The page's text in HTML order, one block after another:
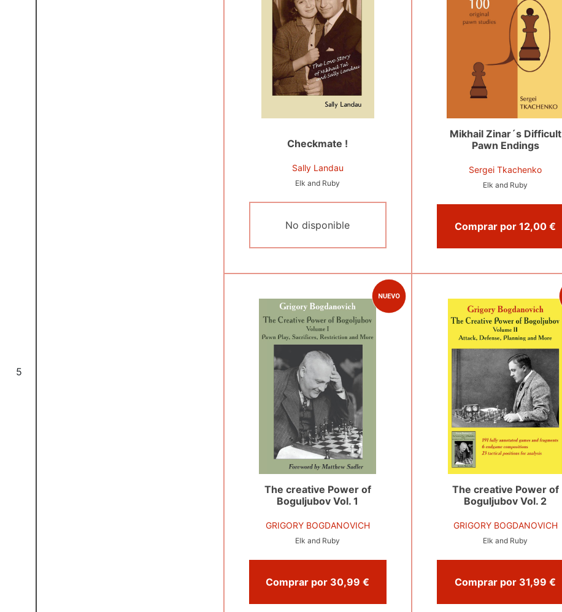
5
Checkmate !
Sally Landau
Elk and Ruby
No disponible
Mikhail Zinar´s Difficult
Pawn Endings
Sergei Tkachenko
Elk and Ruby
Comprar por 12,00 €
The creative Power of
Boguljubov Vol. 1
GRIGORY BOGDANOVICH
Elk and Ruby
Comprar por 30,99 €
The creative Power of
Boguljubov Vol. 2
GRIGORY BOGDANOVICH
Elk and Ruby
Comprar por 31,99 €